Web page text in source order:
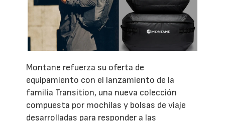
Montane refuerza su oferta de
equipamiento con el lanzamiento de la
familia Transition, una nueva colección
compuesta por mochilas y bolsas de viaje
desarrolladas para responder a las